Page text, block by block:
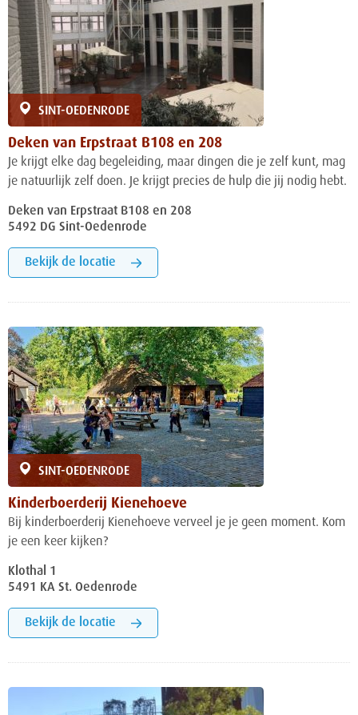
SINT-OEDENRODE
Deken van Erpstraat B108 en 208
Je krijgt elke dag begeleiding, maar dingen die je zelf kunt, mag
je natuurlijk zelf doen. Je krijgt precies de hulp die jij nodig hebt.
Deken van Erpstraat B108 en 208
5492 DG Sint-Oedenrode
Bekijk de locatie
SINT-OEDENRODE
Kinderboerderij Kienehoeve
Bij kinderboerderij Kienehoeve verveel je je geen moment. Kom
je een keer kijken?
Klothal 1
5491 KA St. Oedenrode
Bekijk de locatie